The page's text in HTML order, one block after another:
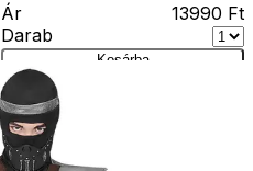
Ár
13990 Ft
Darab
Kosárba
Szállítás:
- Csomagautomata: 1190
forinttól
- Házhozszállítás: 2190